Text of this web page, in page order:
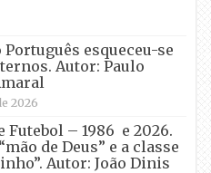
Português esqueceu-se
Autor: Paulo
2026
Futebol – 1986 e 2026.
de Deus” e a classe
Autor: João Dinis